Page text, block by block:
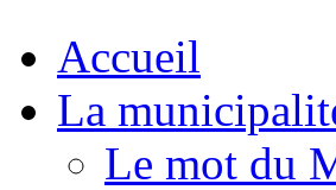
Accueil
La
Le mot du